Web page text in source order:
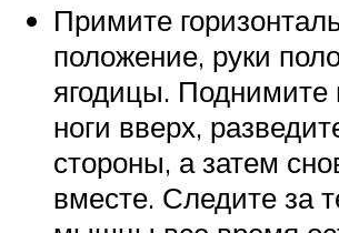
Примите
положение, руки
ягодицы.
ноги вверх,
стороны, а затем
вместе. Следите за